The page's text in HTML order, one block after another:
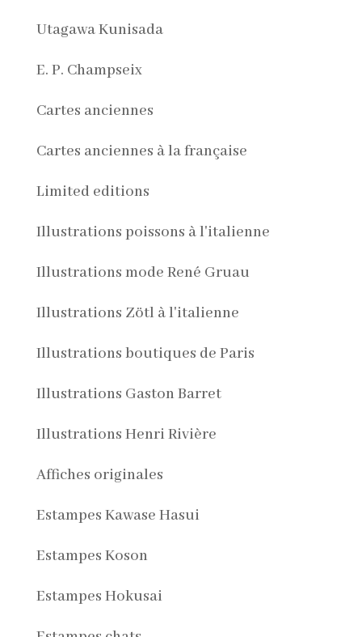
Utagawa Kunisada
E. P. Champseix
Cartes anciennes
Cartes anciennes à la française
Limited editions
Illustrations poissons à l'italienne
Illustrations mode René Gruau
Illustrations Zötl à l'italienne
Illustrations boutiques de Paris
Illustrations Gaston Barret
Illustrations Henri Rivière
Affiches originales
Estampes Kawase Hasui
Estampes Koson
Estampes Hokusai